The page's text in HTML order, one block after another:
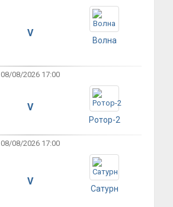
V
Волна
08/08/2026 17:00
V
Ротор-2
08/08/2026 17:00
V
Сатурн